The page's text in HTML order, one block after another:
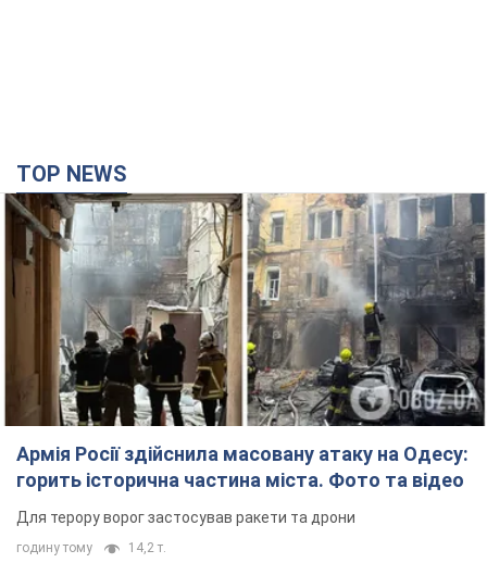
Армія Росії здійснила масовану атаку на Одесу:
горить історична частина міста. Фото та відео
Для терору ворог застосував ракети та дрони
годину тому 14,2 т.
Росія стягнула під Москву три кола захисту
ППО: Зеленський пообіцяв "знаходити
технології" протидії
Президент заявив, що навіть посилена система
українських ударів
10 годин тому 86,4 т.